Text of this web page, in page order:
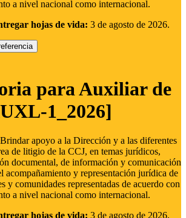
a nivel nacional como internacional.
hojas de vida: 3 de agosto de 2026.
para Auxiliar de
1_2026]
Brindar apoyo a la Dirección y a las diferentes
de litigio de la CCJ, en temas jurídicos,
documental, de información y comunicación
acompañamiento y representación jurídica de
y comunidades representadas de acuerdo con
a nivel nacional como internacional.
hojas de vida: 3 de agosto de 2026.